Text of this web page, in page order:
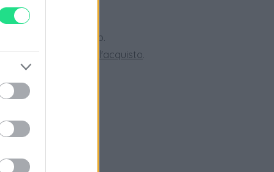
28 giorni.
superiori a 150 euro.
la nostra
Guida all'acquisto.